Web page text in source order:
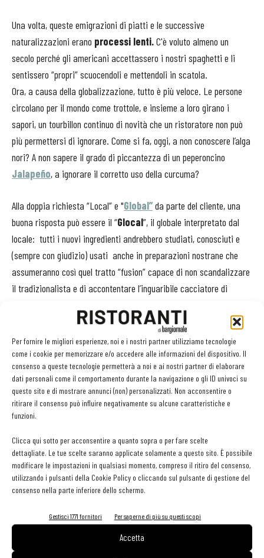
Per fornire le migliori esperienze, noi e i nostri partner utilizziamo tecnologie
come i cookie per memorizzare e/o accedere alle informazioni del dispositivo. Il
consenso a queste tecnologie permetterà a noi e ai nostri partner di elaborare
dati personali come il comportamento durante la navigazione o gli ID univoci su
questo sito e di mostrare annunci (non) personalizzati. Non acconsentire o
ritirare il consenso può influire negativamente su alcune caratteristiche e
funzioni.
Clicca qui sotto per acconsentire a quanto sopra o per fare scelte
dettagliate. Le tue scelte saranno applicate solamente a questo sito. È possibile
modificare le impostazioni in qualsiasi momento, compreso il ritiro del consenso,
utilizzando i pulsanti della Cookie Policy o cliccando sul pulsante di gestione del
consenso nella parte inferiore dello schermo.
Gestisci 1771 fornitori Per saperne di più su questi scopi
Accetta
Una volta, queste emigrazioni di piatti e le successive
naturalizzazioni erano processi lenti.C'è voluto almeno un
secolo perché gli americani accettassero i nostri spaghetti e li
sentissero “propri” scuocendoli e mettendoli in scatola.
Ora, a causa della globalizzazione, tutto è più veloce. Le persone
circolano per il mondo come trottole, e insieme a loro girano i
sapori, un tourbillon continuo di novità che un ristoratore non può
più permettersi di ignorare. Come si fa, oggi, a non conoscere l’alga
nori? A non sapere il grado di piccantezza di un peperoncino
Jalapeño, a ignorare il corretto uso della curcuma?
Alla doppia richiesta “Local” e "Global”da parte del cliente, una
buona risposta può essere il “Glocal”, il globale interpretato dal
locale: tutti i nuovi ingredienti andrebbero studiati, conosciuti e
(sempre con giudizio) usati anche in preparazioni nostrane che
assumeranno così quel tratto “fusion” capace di non scandalizzare
il tradizionalista e di accontentare l’inguaribile cacciatore di
interpretati con ingredienti nostrani. E' così che è nato il sushi
all'italiana, con le foglie di bietola che avvolgono il riso al posto
delle alghe o le uova di trota al posto del pesce crudo. Il materiale
di ricerca è vastissimo, perché non dare via libera alla fantasia?
Per non sbagliare basta temperarla con lo studio e la
sperimentazione.
TAG cucina global glocal local